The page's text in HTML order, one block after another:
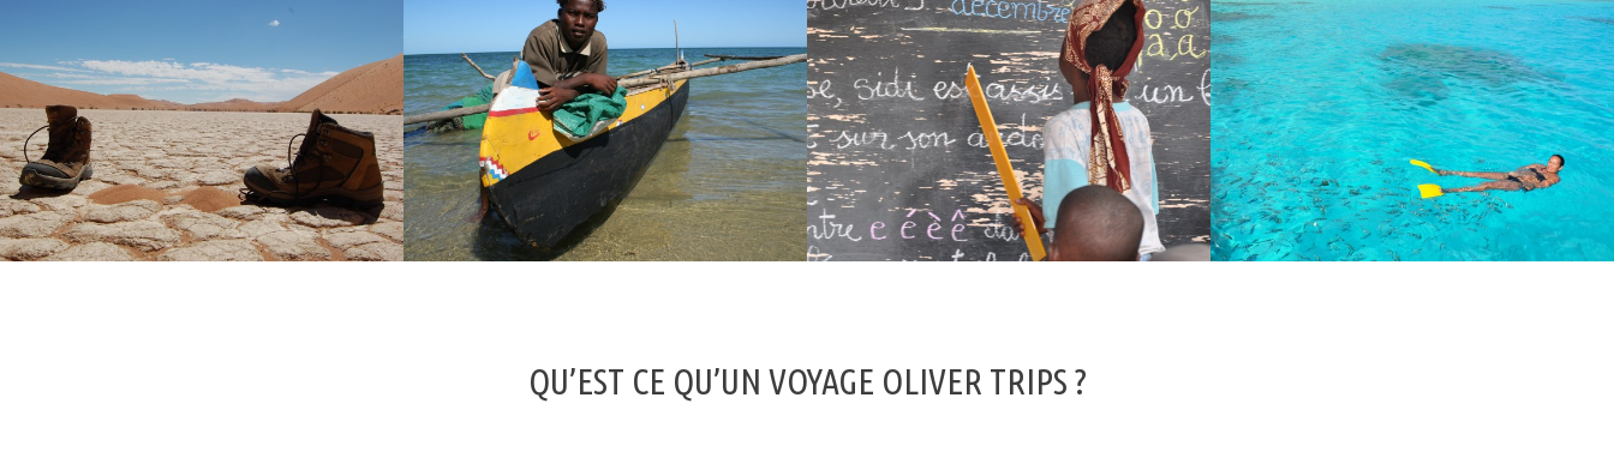
LES RENNES DU VOYAGE AMOUREUX DE LA BÉQUILLE BALADES URBAINES
QU’EST CE QU’UN VOYAGE OLIVER TRIPS ?